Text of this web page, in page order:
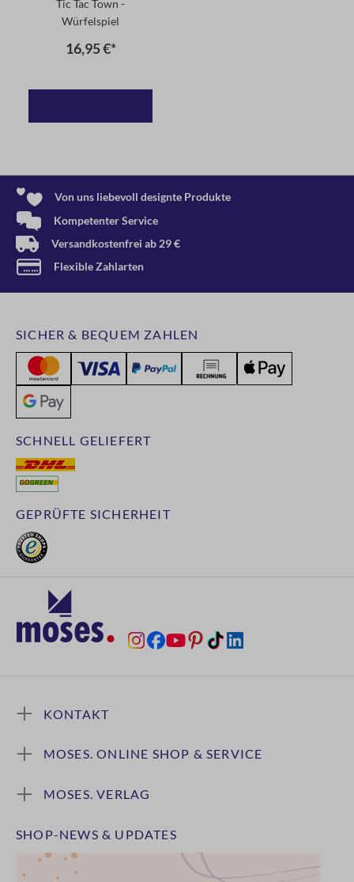
Tic Tac Town -
Würfelspiel
16,95 €*
Von uns liebevoll designte Produkte
Kompetenter Service
Versandkostenfrei ab 29 €
Flexible Zahlarten
GEPRÜFTE SICHERHEIT
SCHNELL GELIEFERT
SICHER & BEQUEM ZAHLEN
KONTAKT
MOSES. ONLINE SHOP & SERVICE
MOSES. VERLAG
SHOP-NEWS & UPDATES